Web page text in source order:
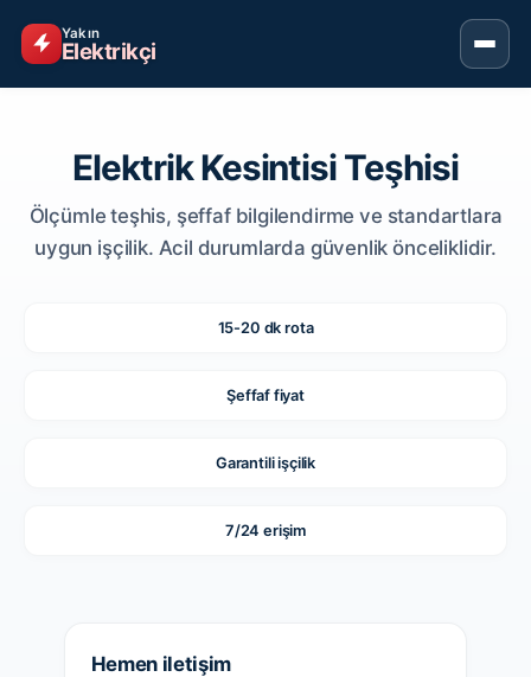
Yakın
Elektrikçi
Elektrik Kesintisi Teşhisi
Ölçümle teşhis, şeffaf bilgilendirme ve standartlara
uygun işçilik. Acil durumlarda güvenlik önceliklidir.
15-20 dk rota
Şeffaf fiyat
Garantili işçilik
7/24 erişim
Hemen iletişim